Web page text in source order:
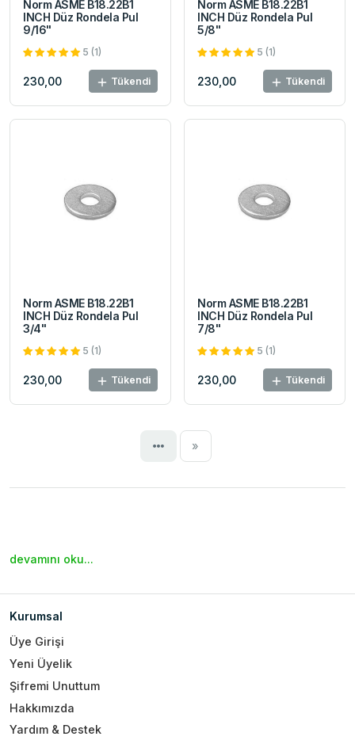
Norm ASME B18.22B1
INCH Düz Rondela Pul
9/16"
5 (1)
230,00 Tükendi
Norm ASME B18.22B1
INCH Düz Rondela Pul
5/8"
5 (1)
230,00 Tükendi
Norm ASME B18.22B1
INCH Düz Rondela Pul
3/4"
5 (1)
230,00 Tükendi
Norm ASME B18.22B1
INCH Düz Rondela Pul
7/8"
5 (1)
230,00 Tükendi
»
devamını oku...
Kurumsal
Üye Girişi
Yeni Üyelik
Şifremi Unuttum
Hakkımızda
Yardım & Destek